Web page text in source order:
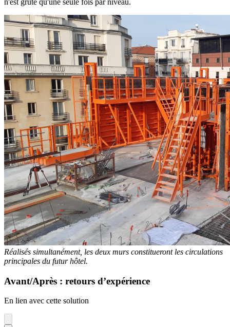
Réalisés simultanément, les deux murs constitueront les circulations
principales du futur hôtel.
Avant/Après : retours d’expérience
En lien avec cette solution